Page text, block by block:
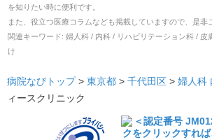
を知りたい時に便利です。
また、役立つ医療コラムなども掲載していますので、是非
関連キーワード: 婦人科 / 内科 / リハビリテーション科 / 皮
け
病院なびトップ > 東京都 > 千代田区 > 婦人科
ィースクリニック